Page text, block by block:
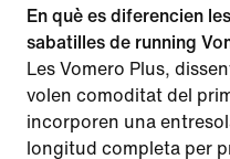
En què es diferencien
sabatilles de running
Les Vomero Plus,
volen comoditat del
incorporen una
longitud completa per